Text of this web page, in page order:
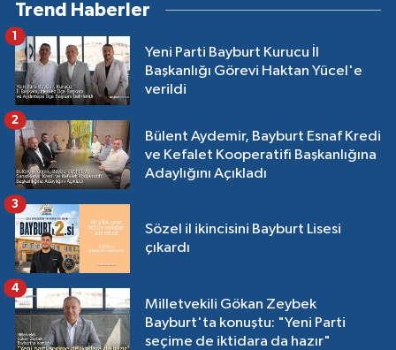
Trend Haberler
Yeni Parti Bayburt Kurucu İl
Başkanlığı Görevi Haktan Yücel'e
verildi
1
Bülent Aydemir, Bayburt Esnaf Kredi
ve Kefalet Kooperatifi Başkanlığına
Adaylığını Açıkladı
2
Sözel il ikincisini Bayburt Lisesi
çıkardı
3
Milletvekili Gökan Zeybek
Bayburt'ta konuştu: "Yeni Parti
seçime de iktidara da hazır"
4